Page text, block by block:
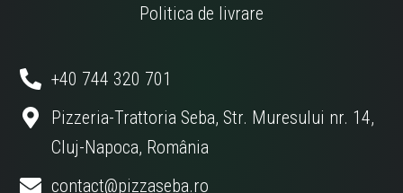
Politica de livrare
+40 744 320 701
Pizzeria-Trattoria Seba, Str. Muresului nr. 14,
Cluj-Napoca, România
contact@pizzaseba.ro